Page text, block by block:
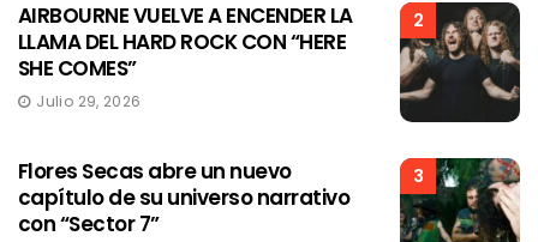
2
AIRBOURNE VUELVE A ENCENDER LA
LLAMA DEL HARD ROCK CON “HERE
SHE COMES”
Julio 29, 2026
3
Flores Secas abre un nuevo
capítulo de su universo narrativo
con “Sector 7”